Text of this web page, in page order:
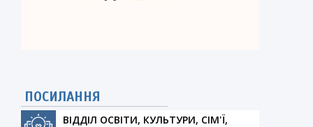
ПОСИЛАННЯ
ВІДДІЛ ОСВІТИ, КУЛЬТУРИ, СІМ'Ї,